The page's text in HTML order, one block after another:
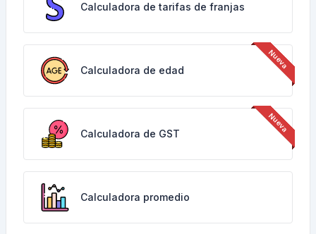
Calculadora de tarifas de franjas
Calculadora de edad
Calculadora de GST
Calculadora promedio